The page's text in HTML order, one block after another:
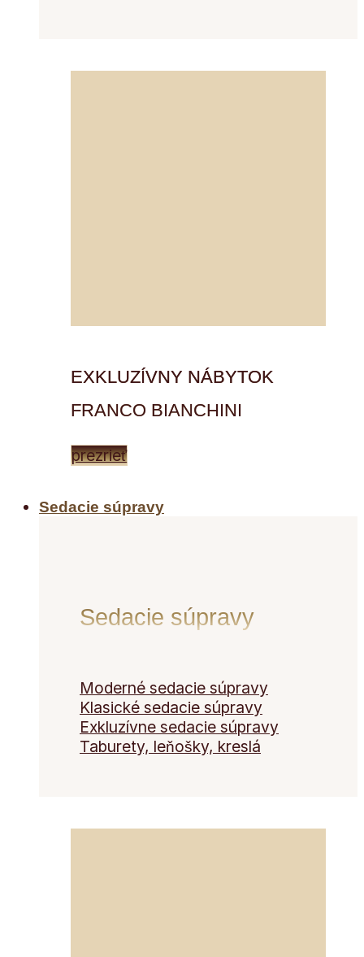
EXKLUZÍVNY NÁBYTOK
FRANCO BIANCHINI
prezrieť
Sedacie súpravy
Sedacie súpravy
Moderné sedacie súpravy
Klasické sedacie súpravy
Exkluzívne sedacie súpravy
Taburety, leňošky, kreslá